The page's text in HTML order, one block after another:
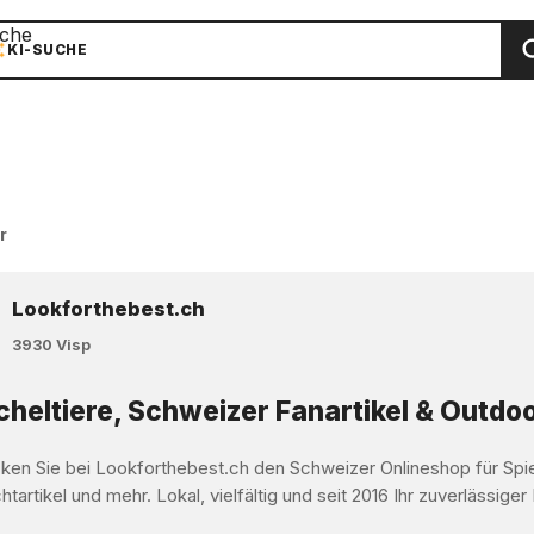
KI-SUCHE
Lookforthebest.ch
3930 Visp
Schweizer Fanartikel &
Sie bei Lookforthebest.ch den Schweizer Onlineshop für
und mehr. Lokal, vielfältig und seit 2016 Ihr zuverlässiger